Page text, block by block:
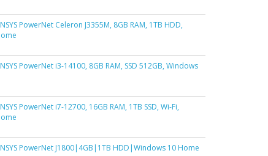
PowerNet Celeron J3355M, 8GB RAM, 1TB HDD,
PowerNet i3-14100, 8GB RAM, SSD 512GB, Windows
PowerNet i7-12700, 16GB RAM, 1TB SSD, Wi-Fi,
PowerNet J1800|4GB|1TB HDD|Windows 10 Home